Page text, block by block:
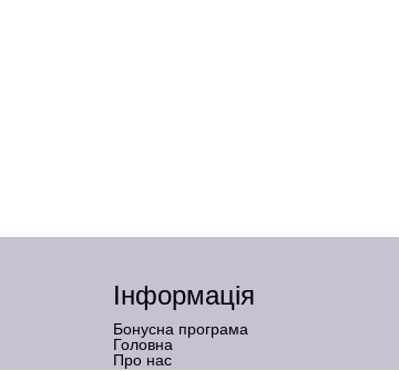
Інформація
Бонусна програма
Головна
Про нас